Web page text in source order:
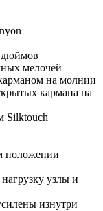
дюймов
мелочей
на молнии
кармана на
Silktouch
положении
узлы и
изнутри